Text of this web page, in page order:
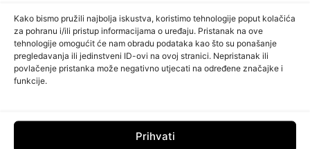
Kako bismo pružili najbolja iskustva, koristimo tehnologije poput kolačića
za pohranu i/ili pristup informacijama o uređaju. Pristanak na ove
tehnologije omogućit će nam obradu podataka kao što su ponašanje
pregledavanja ili jedinstveni ID-ovi na ovoj stranici. Nepristanak ili
povlačenje pristanka može negativno utjecati na određene značajke i
funkcije.
Prihvati
VIJESTI 23/07/2026
Kuhinja koja šuti: seksualno uznemiravanje kao operativni
problem
POSLOVNI SAVJETI